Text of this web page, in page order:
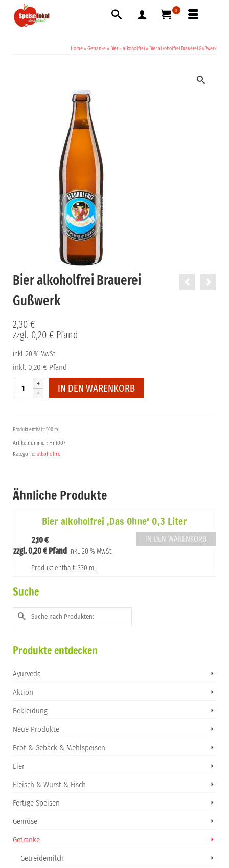
0
Home »Getränke » Bier »alkoholfrei » Bier alkoholfrei Brauerei Gußwerk
Bier alkoholfrei Brauerei
Gußwerk
2,30 €
zzgl. 0,20 € Pfand
inkl. 20 % MwSt.
inkl. 0,20 € Pfand
alkoholfrei
Menge
IN DEN WARENKORB
Produkt enthält: 500 ml
Artikelnummer: Hnf007
Kategorie: alkoholfrei
Ähnliche Produkte
Bier alkoholfrei ‚Das Ohne‘ 0,3 Liter
2,10€
zzgl.0,20€Pfand inkl. 20 % MwSt.
Produkt enthält: 330 ml
IN DEN WARENKORB
Suche
Suche
nach:
Produkte entdecken
Ayurveda
Aktion
Bekleidung
Neue Produkte
Brot & Gebäck & Mehlspeisen
Eier
Fleisch & Wurst & Fisch
Fertige Speisen
Gemüse
Getränke
Getreidemilch